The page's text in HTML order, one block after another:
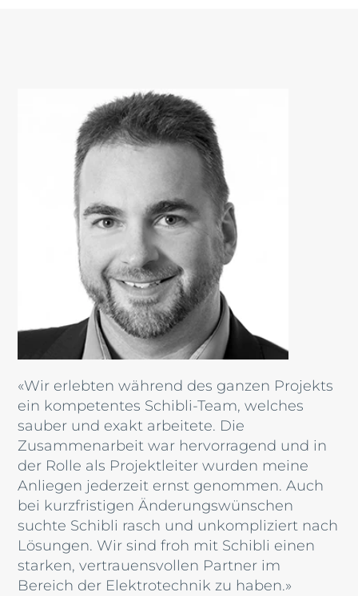
«Wir erlebten während des ganzen Projekts
ein kompetentes Schibli-Team, welches
sauber und exakt arbeitete. Die
Zusammenarbeit war hervorragend und in
der Rolle als Projektleiter wurden meine
Anliegen jederzeit ernst genommen. Auch
bei kurzfristigen Änderungswünschen
suchte Schibli rasch und unkompliziert nach
Lösungen. Wir sind froh mit Schibli einen
starken, vertrauensvollen Partner im
Bereich der Elektrotechnik zu haben.»